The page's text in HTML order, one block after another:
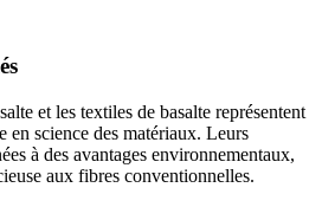
et les textiles de basalte représentent
en science des matériaux. Leurs
à des avantages environnementaux,
aux fibres conventionnelles.